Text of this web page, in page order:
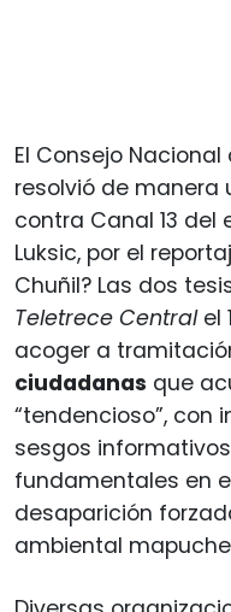
El Consejo
resolvió de manera
contra Canal 13 del
Luksic, por el
Chuñil? Las dos
Teletrece Centralel
acoger a
ciudadanas que
“tendencioso”, con
sesgos
fundamentales en
desaparición
ambiental